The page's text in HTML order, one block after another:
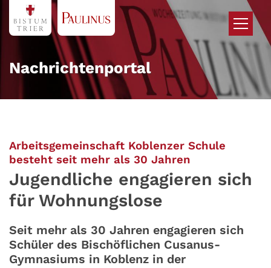
Zum Inhalt springen
Nachrichtenportal
Arbeitsgemeinschaft Koblenzer Schule
besteht seit mehr als 30 Jahren
Jugendliche engagieren sich
für Wohnungslose
Seit mehr als 30 Jahren engagieren sich
Schüler des Bischöflichen Cusanus-
Gymnasiums in Koblenz in der